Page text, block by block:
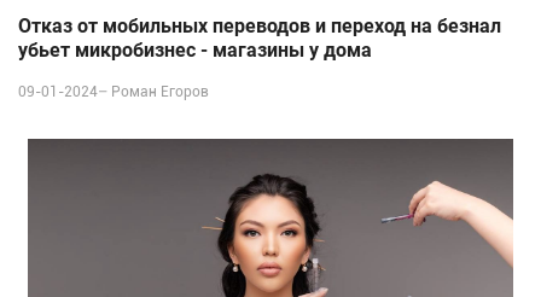
Отказ от мобильных переводов и переход на безнал
убьет микробизнес - магазины у дома
09-01-2024– Роман Егоров